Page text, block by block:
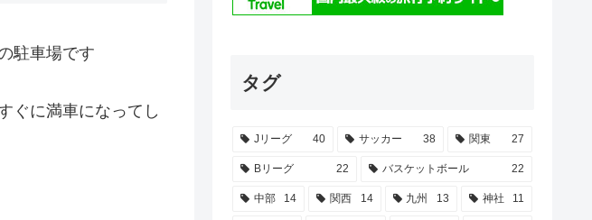
駐車場です
ぐに満車になってし
タグ
Jリーグ 40 サッカー 38 関東 27
Bリーグ 22 バスケットボール 22
中部 14 関西 14 九州 13 神社 11